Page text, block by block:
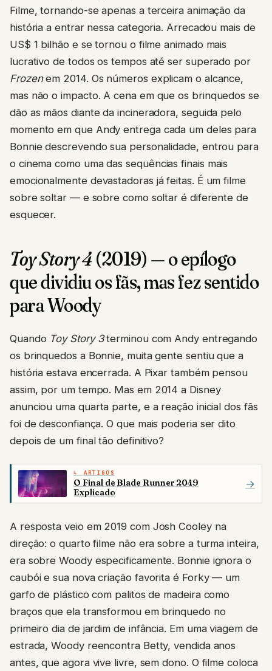
Filme, tornando-se apenas a terceira animação da
história a entrar nessa categoria. Arrecadou mais de
US$ 1 bilhão e se tornou o filme animado mais
lucrativo de todos os tempos até ser superado por
Frozenem 2014. Os números explicam o alcance,
mas não o impacto. A cena em que os brinquedos se
dão as mãos diante da incineradora, seguida pelo
momento em que Andy entrega cada um deles para
Bonnie descrevendo sua personalidade, entrou para
o cinema como uma das sequências finais mais
emocionalmente devastadoras já feitas. É um filme
sobre soltar — e sobre como soltar é diferente de
esquecer.
Toy Story 4(2019) — o epílogo
que dividiu os fãs, mas fez sentido
para Woody
Quando Toy Story 3terminou com Andy entregando
os brinquedos a Bonnie, muita gente sentiu que a
história estava encerrada. A Pixar também pensou
assim, por um tempo. Mas em 2014 a Disney
anunciou uma quarta parte, e a reação inicial dos fãs
foi de desconfiança. O que mais poderia ser dito
depois de um final tão definitivo?
ARTIGOS
O Final de Blade Runner 2049
Explicado
→
A resposta veio em 2019 com Josh Cooley na
direção: o quarto filme não era sobre a turma inteira,
era sobre Woody especificamente. Bonnie ignora o
caubói e sua nova criação favorita é Forky — um
garfo de plástico com palitos de madeira como
braços que ela transformou em brinquedo no
primeiro dia de jardim de infância. Em uma viagem de
estrada, Woody reencontra Betty, vendida anos
antes, que agora vive livre, sem dono. O filme coloca